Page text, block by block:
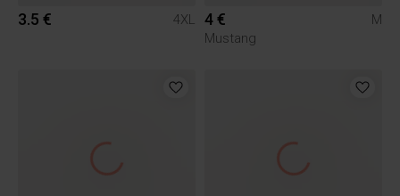
3.5 € 4XL 4 €
M
Mustang